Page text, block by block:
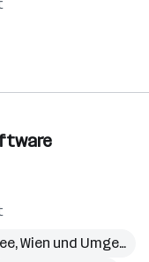
,Wien und Umgebung